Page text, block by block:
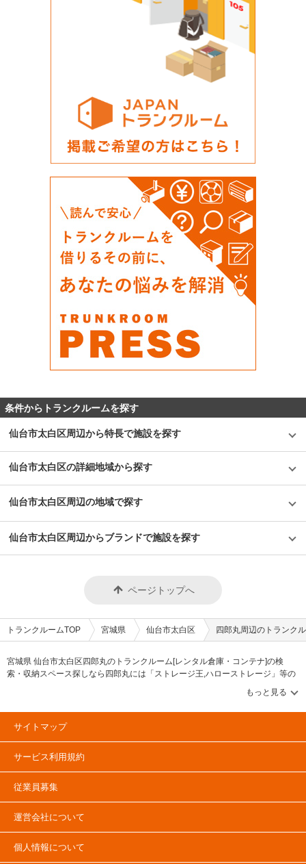
条件からトランクルームを探す
仙台市太白区周辺から特長で施設を探す
仙台市太白区の詳細地域から探す
仙台市太白区周辺の地域で探す
仙台市太白区周辺からブランドで施設を探す
ページトップへ
トランクルームTOP 宮城県 仙台市太白区 四郎丸周辺のトランク
宮城県 仙台市太白区四郎丸のトランクルーム[レンタル倉庫・コンテナ]の検
索・収納スペース探しなら四郎丸には「ストレージ王,ハローストレージ」等の
ブランドが掲載されています。借りたい地域から探して、広さ・料金[賃料]・セ
キュリティ・空調完備・24時間出し入れ可能などの希望条件で絞込み！豊富な
物件数から様々な方法でご希望の収納スペースを簡単に探せるトランクルーム
情報サイトです。四郎丸で気になるトランクルームを見つけたら、メールか電
サイトマップ
サービス利用規約
従業員募集
運営会社について
個人情報について